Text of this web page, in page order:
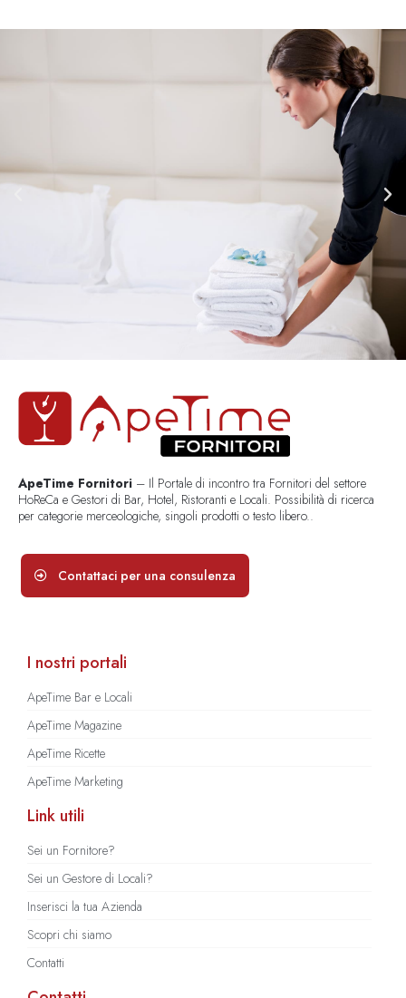
ApeTime Fornitori – Il Portale di incontro tra Fornitori del settore
HoReCa e Gestori di Bar, Hotel, Ristoranti e Locali. Possibilità di ricerca
per categorie merceologiche, singoli prodotti o testo libero..
Contattaci per una consulenza
I nostri portali
ApeTime Bar e Locali
ApeTime Magazine
ApeTime Ricette
ApeTime Marketing
Link utili
Sei un Fornitore?
Sei un Gestore di Locali?
Inserisci la tua Azienda
Scopri chi siamo
Contatti